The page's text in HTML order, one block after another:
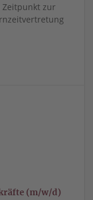
Zeitpunkt zur
(m/w/d)